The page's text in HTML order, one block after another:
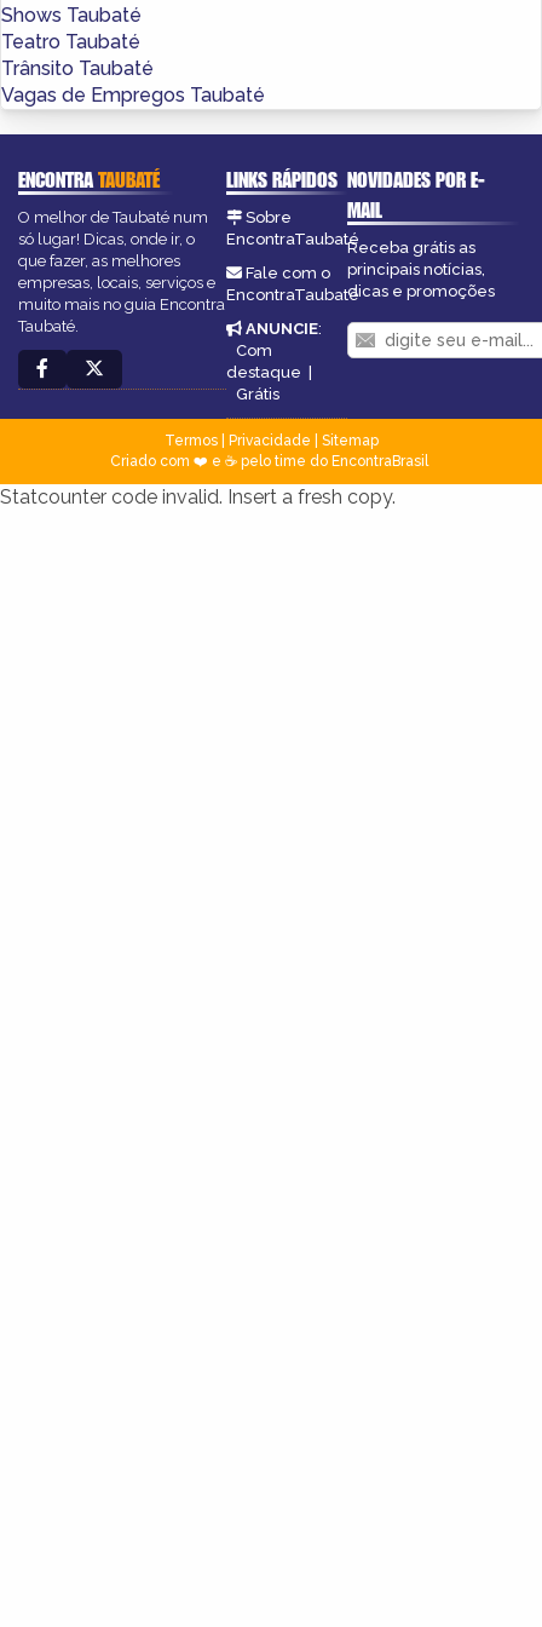
Shows Taubaté
Teatro Taubaté
Trânsito Taubaté
Vagas de Empregos Taubaté
ENCONTRATAUBATÉ
O melhor de Taubaté num
só lugar! Dicas, onde ir, o
que fazer, as melhores
empresas, locais, serviços e
muito mais no guia Encontra
Taubaté.
LINKS RÁPIDOS
Sobre
EncontraTaubaté
Fale com o
EncontraTaubaté
ANUNCIE:
Com
destaque
Grátis
NOVIDADES POR E-
MAIL
Receba grátis as
principais notícias,
dicas e promoções
Termos| Privacidade
Sitemap
Criado com ❤️ e ☕ pelo time do EncontraBrasil
Statcounter code invalid. Insert a fresh copy.